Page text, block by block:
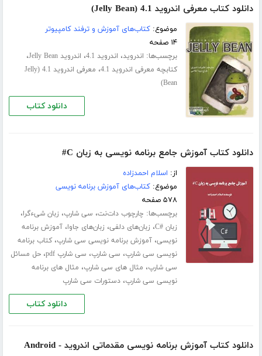
دانلود کتاب معرفی اندروید 4.1 (Jelly Bean)
موضوع:کتاب‌های آموزش و ترفند کامپیوتر
۱۴ صفحه
برچسب‌ها: اندروید، اندروید 4.1 ، اندروید Jelly Bean ،
کتابچه معرفی اندروید 4.1 ،
معرفی اندروید 4.1 (Jelly
Bean)
دانلود کتاب
دانلود کتاب آموزش جامع برنامه نویسی به زبان C#
از: اسلام احمدزاده
موضوع:کتاب‌های آموزش برنامه نویسی
۵۷۸ صفحه
برچسب‌ها: چارچوب دات‌نت، سی شارپ، زبان شیءگرا،
زبان #C ، زبان‌های دلفی، زبان‌های جاوا،آموزش برنامه
نویسی،آموزش برنامه نویسی سی شارپ،کتاب برنامه
نویسی سی شارپ، سی شارپ، سی شارپ pdf ،حل مسائل
سی شارپ، مثال های سی شارپ، مثال های برنامه
نویسی سی شارپ،دستورات سی شارپ
دانلود کتاب
دانلود کتاب آموزش برنامه نویسی مقدماتی اندروید - Android